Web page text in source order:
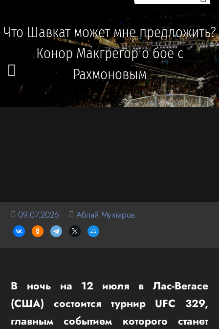
Что Шавкат может мне предложить?
Конор Макгрегор о бое с
Рахмоновым
09.07.2026 Аблай Мухтаров
В ночь на 12 июля в Лас-Вегасе
(США) состоится турнир UFC 329,
главным событием которого станет